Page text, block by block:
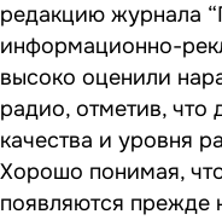
редакцию журнала
информационно-
высоко оценили
радио, отметив, что
качества и уровня
Хорошо понимая,
появляются прежде